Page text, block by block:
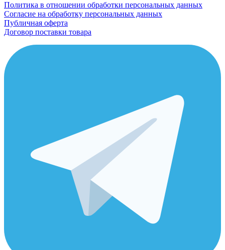
Политика в отношении обработки персональных данных
Согласие на обработку персональных данных
Публичная оферта
Договор поставки товара